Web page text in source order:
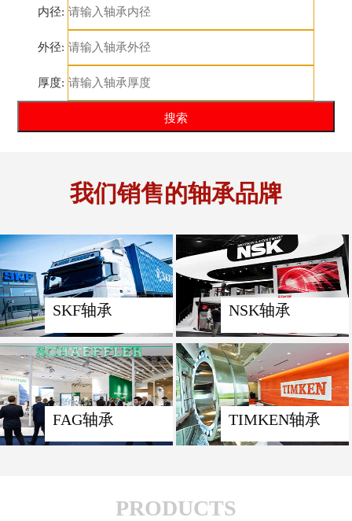
内径:
外径:
厚度:
我们销售的轴承品牌
SKF轴承 NSK轴承
FAG轴承 TIMKEN轴承
PRODUCTS